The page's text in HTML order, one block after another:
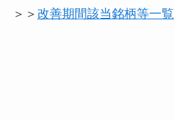
＞＞ 改善期間該当銘柄等一覧